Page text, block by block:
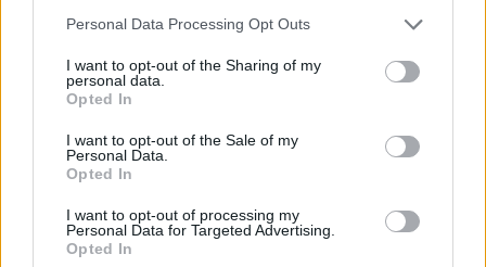
Personal Data Processing Opt Outs
I want to opt-out of the Sharing of my
personal data.
Opted In
I want to opt-out of the Sale of my
Personal Data.
Opted In
I want to opt-out of processing my
Personal Data for Targeted Advertising.
Opted In
Potok Bylanka v Pardubicích vyschl. Městský obvod
chce, aby Povodí Labe vyčistilo koryto
5.8.2026 10:26 | PARDUBICE (ČTK)
Diskuse: 1
průtoků a suchého počasí
vyschl. Městský obvod VI chce